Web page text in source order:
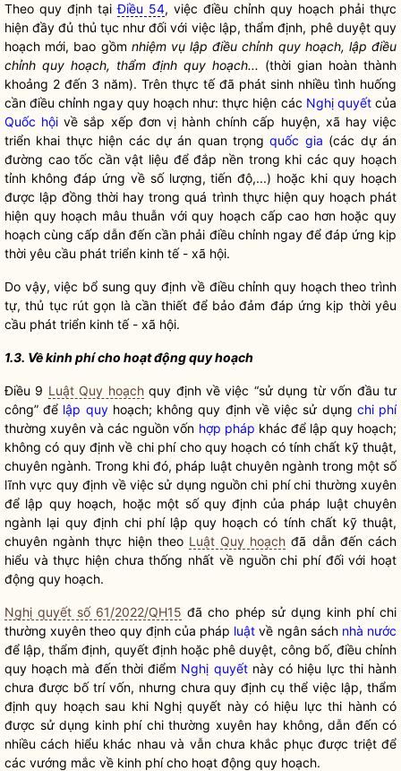
Theo quy định tạiĐiều 54, việc điều chỉnh quy hoạch phải thực
hiện đầy đủ thủ tục như đối với việc lập, thẩm định, phê duyệt quy
hoạch mới, bao gồm nhiệm vụ lập điều chỉnh quy hoạch, lập điều
chỉnh quy hoạch, thẩm định quy hoạch... (thời gian hoàn thành
khoảng 2 đến 3 năm). Trên thực tế đã phát sinh nhiều tình huống
cần điều chỉnh ngay quy hoạch như: thực hiện các Nghị quyếtcủa
Quốc hội về sắp xếp đơn vị hành chính cấp huyện, xã hay việc
triển khai thực hiện các dự án quan trọngquốc gia (các dự án
đường cao tốc cần vật liệu để đắp nền trong khi các quy hoạch
tỉnh không đáp ứng về số lượng, tiến độ,...) hoặc khi quy hoạch
được lập đồng thời hay trong quá trình thực hiện quy hoạch phát
hiện quy hoạch mâu thuẫn với quy hoạch cấp cao hơn hoặc quy
hoạch cùng cấp dẫn đến cần phải điều chỉnh ngay để đáp ứng kịp
thời yêu cầu phát triển kinh tế - xã hội.
Do vậy, việc bổ sung quy định về điều chỉnh quy hoạch theo trình
tự, thủ tục rút gọn là cần thiết để bảo đảm đáp ứng kịp thời yêu
cầu phát triển kinh tế - xã hội.
1.3. Về kinh phí cho hoạt động quy hoạch
Điều 9 Luật Quy hoạchquy định về việc “sử dụng từ vốn đầu tư
công” để lập quyhoạch; không quy định về việc sử dụng chi phí
thường xuyên và các nguồn vốn hợp pháp khác để lập quyhoạch;
không có quy định về chi phícho quy hoạch có tính chất kỹ thuật,
chuyên ngành. Trong khi đó, pháp luật chuyên ngành trong một số
lĩnh vực quy định về việc sử dụng nguồnchi phíchi thường xuyên
để lập quyhoạch, hoặc một số quy định của pháp luật chuyên
ngành lại quy định chi phí lập quyhoạch có tính chất kỹ thuật,
chuyên ngành thực hiện theo Luật Quy hoạch đã dẫn đến cách
hiểu và thực hiện chưa thống nhất về nguồnchi phíđối với hoạt
động quy hoạch.
Nghị quyết số 61/2022/QH15 đã cho phép sử dụng kinh phí chi
thường xuyên theo quy định của pháp luật về ngân sách nhà nước
để lập, thẩm định, quyết định hoặc phê duyệt, công bố, điều chỉnh
quy hoạch mà đến thời điểm Nghị quyếtnày có hiệu lực thi hành
chưa được bố trí vốn, nhưng chưa quy định cụ thể việc lập, thẩm
định quy hoạch sau khi Nghị quyết này có hiệu lực thi hành có
được sử dụng kinh phí chi thường xuyên hay không, dẫn đến có
nhiều cách hiểu khác nhau và vẫn chưa khắc phục được triệt để
các vướng mắc về kinh phí cho hoạt động quy hoạch.